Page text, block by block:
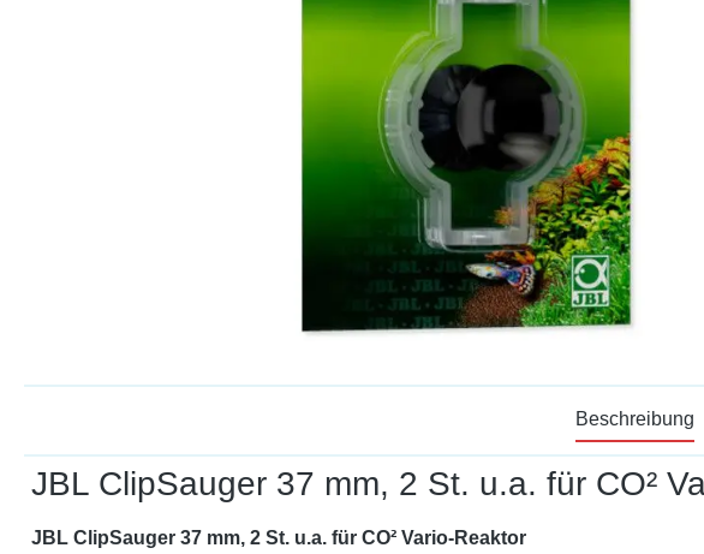
Beschreibung
JBL ClipSauger 37 mm, 2 St. u.a. für CO²
JBL ClipSauger 37 mm, 2 St. u.a. für CO² Vario-Reaktor